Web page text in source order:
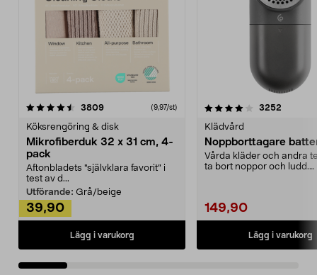
3809recensioner (9,97/st)
Köksrengöring & disk
Mikrofiberduk 32 x 31 cm, 4-
pack
Aftonbladets "självklara favorit” i
test av d...
Utförande: Grå/beige
39,90
Lägg i varukorg
4.0av 5 stjärnor 3252
Klädvård
Noppborttagare
Vårda kläder och andra
ta bort noppor och ludd.
149,90
Lägg i varukorg
4.5av 5 stjärnor